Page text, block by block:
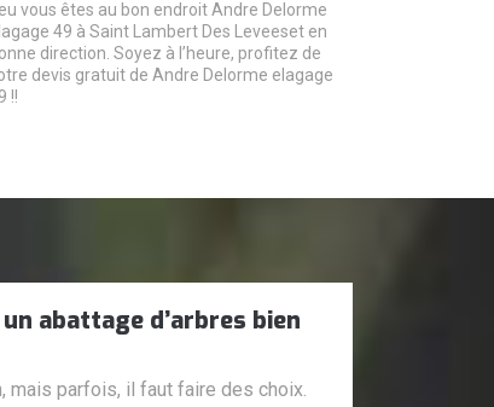
vous êtes au bon endroit Andre Delorme
49 à Saint Lambert Des Leveeset en
direction. Soyez à l’heure, profitez de
devis gratuit de Andre Delorme elagage
!!
abattage d’arbres bien
mais parfois, il faut faire des choix.